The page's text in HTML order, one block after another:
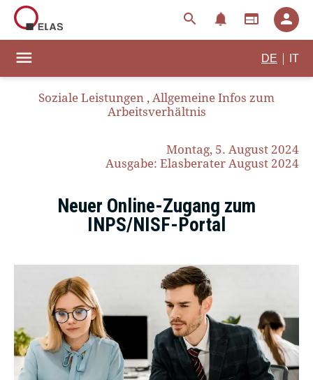
search notifications web person
menu DE IT
Soziale Leistungen , Allgemeine Infos zum
Arbeitsverhältnis
Montag, 5. August 2024
Ausgabe: Elasberater August 2024
Neuer Online-Zugang zum
INPS/NISF-Portal